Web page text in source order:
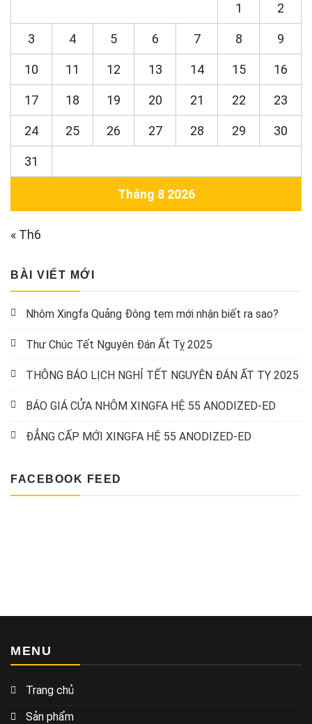
Tháng 8 2026
1 2
3 4 5 6 7 8 9
10 11 12 13 14 15 16
17 18 19 20 21 22 23
24 25 26 27 28 29 30
31
« Th6
BÀI VIẾT MỚI
Nhôm Xingfa Quảng Đông tem mới nhận biết ra sao?
Thư Chúc Tết Nguyên Đán Ất Tỵ 2025
THÔNG BÁO LỊCH NGHỈ TẾT NGUYÊN ĐÁN ẤT TỴ 2025
BÁO GIÁ CỬA NHÔM XINGFA HỆ 55 ANODIZED-ED
ĐẲNG CẤP MỚI XINGFA HỆ 55 ANODIZED-ED
FACEBOOK FEED
MENU
Trang chủ
Sản phẩm